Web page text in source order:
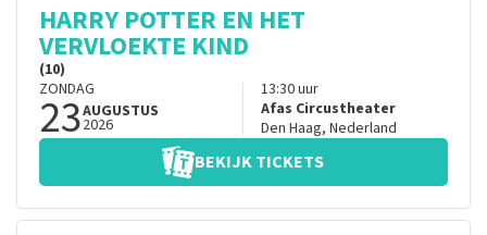
HARRY POTTER EN HET
VERVLOEKTE KIND
(10)
ZONDAG
23AUGUSTUS
2026
13:30uur
Afas Circustheater
Den Haag, Nederland
BEKIJK TICKETS